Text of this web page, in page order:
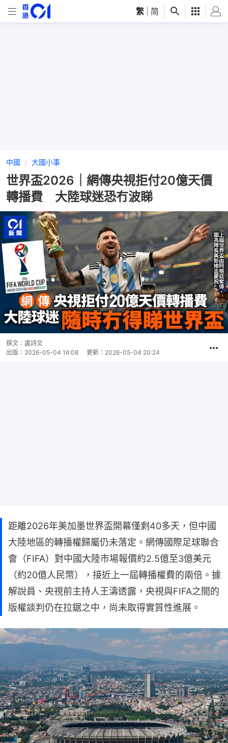
繁 简
中國 大國小事
世界盃2026｜網傳央視拒付20億天價
轉播費 大陸球迷恐冇波睇
撰文： 盧詩文
出版： 2026-05-04 16:08 更新： 2026-05-04 20:24
距離2026年美加墨世界盃開幕僅剩40多天，但中國
大陸地區的轉播權歸屬仍未落定。網傳國際足球聯合
會（FIFA）對中國大陸市場報價約2.5億至3億美元
（約20億人民幣），接近上一屆轉播權費的兩倍。據
解說員、央視前主持人王濤透露，央視與FIFA之間的
版權談判仍在拉鋸之中，尚未取得實質性進展。